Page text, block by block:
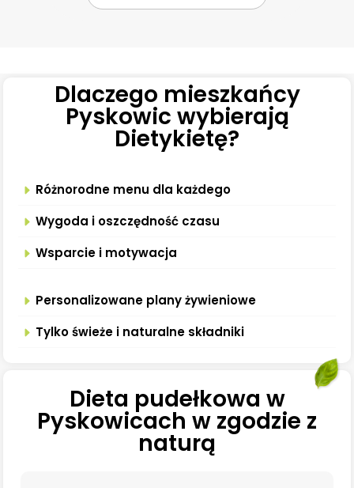
Dlaczego mieszkańcy
Pyskowic wybierają
Dietykietę?
Różnorodne menu dla każdego
Wygoda i oszczędność czasu
Wsparcie i motywacja
Personalizowane plany żywieniowe
Tylko świeże i naturalne składniki
Dieta pudełkowa w
Pyskowicach w zgodzie z
naturą